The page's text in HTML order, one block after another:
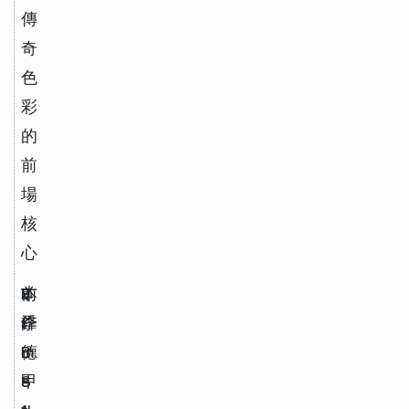
傳
奇
色
彩
的
前
場
核
心
E
r
m
e
前
鋒
V
f
B
S
本
季
德
甲